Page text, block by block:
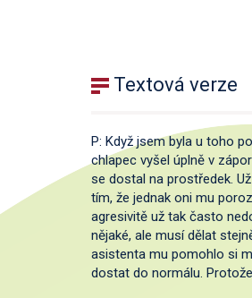
Textová verze
P: Když jsem byla u toho
chlapec vyšel úplně v
se dostal na prostředek.
tím, že jednak oni mu
agresivitě už tak často
nějaké, ale musí dělat
asistenta mu pomohlo si
dostat do normálu.